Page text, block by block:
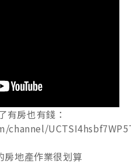
有房也有錢：
房地產作業很划算